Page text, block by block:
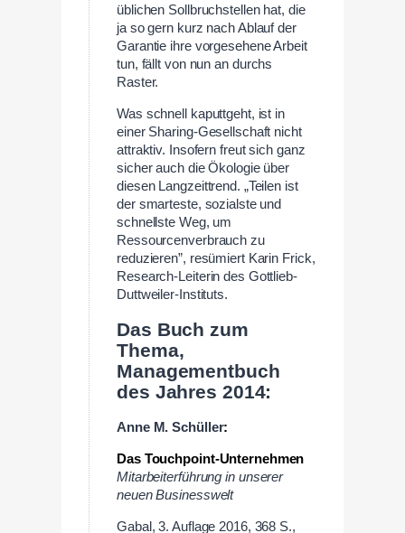
üblichen Sollbruchstellen hat, die
ja so gern kurz nach Ablauf der
Garantie ihre vorgesehene Arbeit
tun, fällt von nun an durchs
Raster.
Was schnell kaputtgeht, ist in
einer Sharing-Gesellschaft nicht
attraktiv. Insofern freut sich ganz
sicher auch die Ökologie über
diesen Langzeittrend. „Teilen ist
der smarteste, sozialste und
schnellste Weg, um
Ressourcenverbrauch zu
reduzieren”, resümiert Karin Frick,
Research-Leiterin des Gottlieb-
Duttweiler-Instituts.
Das Buch zum
Thema,
Managementbuch
des Jahres 2014:
Anne M. Schüller:
Das Touchpoint-Unternehmen
Mitarbeiterführung in unserer
neuen Businesswelt
Gabal, 3. Auflage 2016, 368 S.,